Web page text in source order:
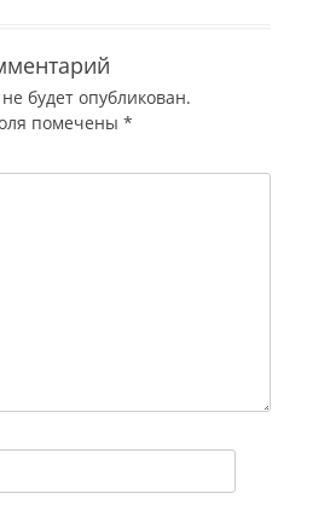
будет опубликован.
помечены *